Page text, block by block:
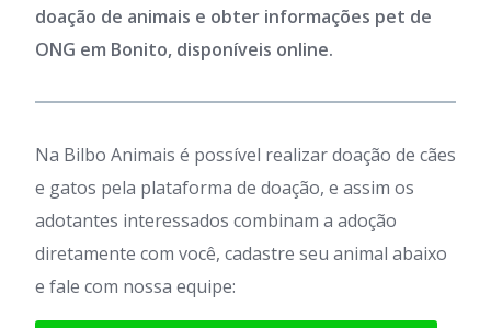
doação de animais e obter informações pet de
ONG em Bonito, disponíveis online.
Na Bilbo Animais é possível realizar doação de cães
e gatos pela plataforma de doação, e assim os
adotantes interessados combinam a adoção
diretamente com você, cadastre seu animal abaixo
e fale com nossa equipe: